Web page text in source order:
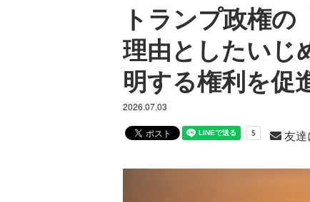
トランプ政権
理由としたいじ
明する権利を促
2026.07.03
友達